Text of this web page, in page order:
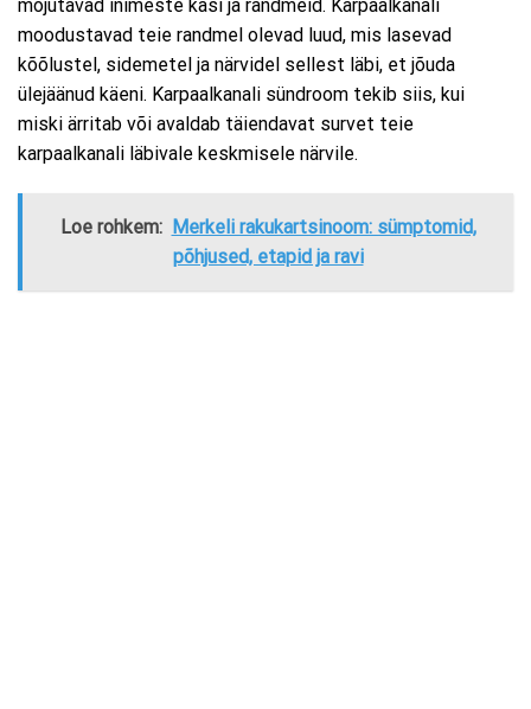
mõjutavad inimeste käsi ja randmeid. Karpaalkanali
moodustavad teie randmel olevad luud, mis lasevad
kõõlustel, sidemetel ja närvidel sellest läbi, et jõuda
ülejäänud käeni. Karpaalkanali sündroom tekib siis, kui
miski ärritab või avaldab täiendavat survet teie
karpaalkanali läbivale keskmisele närvile.
Loe rohkem: Merkeli rakukartsinoom: sümptomid,
põhjused, etapid ja ravi